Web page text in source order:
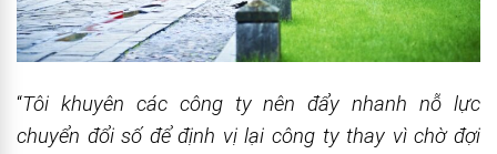
“Tôi khuyên các công ty nên đẩy nhanh nỗ lực
chuyển đổi số để định vị lại công ty thay vì chờ đợi